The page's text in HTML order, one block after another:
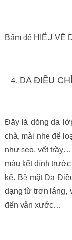
Bấm để HIỂU VỀ
DA ĐIỀU
Đây là dòng da
chà, mài nhẹ để
như sẹo, vết
màu kết dính
kế. Bề mặt Da
dạng từ trơn láng,
đến vân xước…